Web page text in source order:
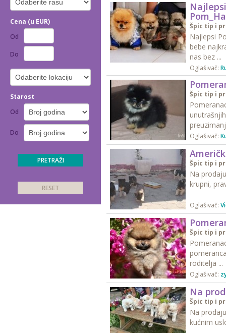
Cena (u EUR)
Od
Do
Starost
Od
Do
Špic tip i
Najlepsi
bebe
nas bez ...
Oglašivač:
Špic tip i
Oglašivač:
Špic tip i
Na
krupni,
Oglašivač:
Špic tip i
roditelja ...
Oglašivač:
Na
Špic tip i
Na
kućnim